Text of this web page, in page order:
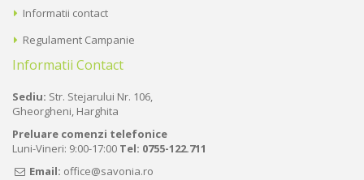
Informatii contact
Regulament Campanie
Informatii Contact
Sediu: Str. Stejarului Nr. 106,
Gheorgheni, Harghita
Preluare comenzi telefonice
Luni-Vineri: 9:00-17:00 Tel: 0755-122.711
Email: office@savonia.ro